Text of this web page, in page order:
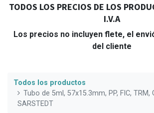
TODOS LOS PRECIOS DE LOS
I.V.A
Los precios no incluyen flete, el
del cliente
Todos los productos
Tubo de 5ml, 57x15.3mm, PP, FIC, TRM,
SARSTEDT